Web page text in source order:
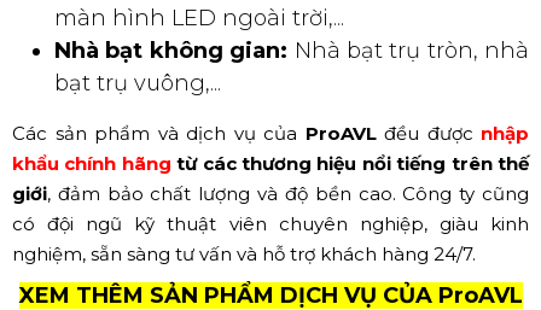
màn hình LED ngoài trời,...
Nhà bạt không gian: Nhà bạt trụ tròn, nhà
bạt trụ vuông,...
Các sản phẩm và dịch vụ của ProAVLđều được nhập
khẩu chính hãngtừ các thương hiệu nổi tiếng trên thế
giới, đảm bảo chất lượng và độ bền cao. Công ty cũng
có đội ngũ kỹ thuật viên chuyên nghiệp, giàu kinh
nghiệm, sẵn sàng tư vấn và hỗ trợ khách hàng 24/7.
XEM THÊM SẢN PHẨM DỊCH VỤ CỦA ProAVL